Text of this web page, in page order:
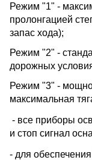
Режим "1" -
пролонгацией
запас хода);
Режим "2" -
дорожных
Режим "3" -
максимальная
- все приборы
и стоп сигнал
- для